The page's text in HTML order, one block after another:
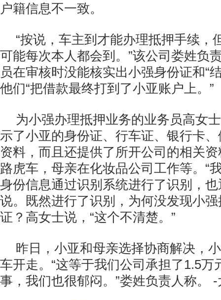
户籍信息不一致。
“按说，车主到才能办理抵押手续，
可能每次本人都会到。”该公司娄姓负
员在审核时没能核实出小强身份证和“
他们“把借款最终打到了小亚账户上。”
为小强办理抵押业务的业务员高女
示了小亚的身份证、行车证、银行卡、
资料，而且还提供了所开公司的相关
路虎车，母亲在化妆品公司工作等。“
身份信息通过识别系统进行了识别，
说。既然进行了识别，为何没发现小
证？高女士说，“这个不清楚。”
昨日，小亚和母亲选择协商解决，
车开走。“这等于我们公司承担了1.5万
事，我们也很郁闷。”娄姓负责人称。